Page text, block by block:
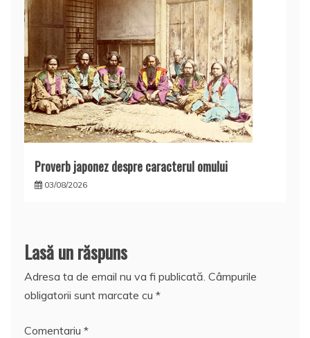
Proverb japonez despre caracterul omului
03/08/2026
Lasă un răspuns
Adresa ta de email nu va fi publicată. Câmpurile
obligatorii sunt marcate cu *
Comentariu *